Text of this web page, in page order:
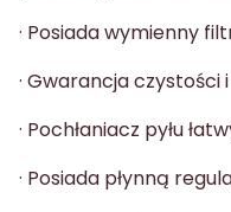
· Posiada wymienny
· Gwarancja czystości
· Pochłaniacz pyłu
· Posiada płynną